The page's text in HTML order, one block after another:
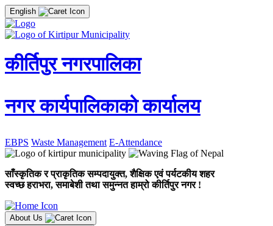
English
कीर्तिपुर नगरपालिका
नगर कार्यपालिकाको कार्यालय
EBPS Waste Management E-Attendance
साँस्कृतिक र प्राकृतिक सम्पदायुक्त, शैक्षिक एवं पर्यटकीय शहर
स्वच्छ हराभरा, समाबेशी तथा समुन्नत हाम्रो कीर्तिपुर नगर !
About Us